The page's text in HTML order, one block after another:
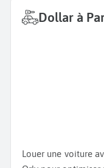
Dollar à
Louer une voiture